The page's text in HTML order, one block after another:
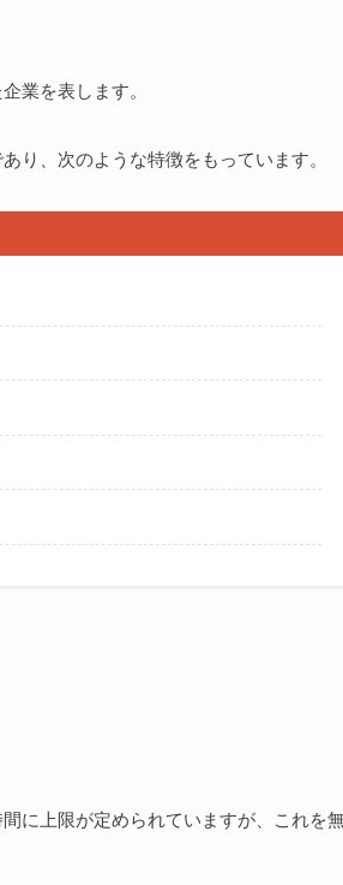
業を表します。
り、次のような特徴をもっています。
に上限が定められていますが、これを